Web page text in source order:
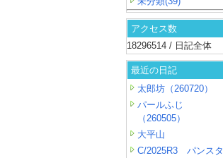
アクセス数
18296514 / 日記全体
最近の日記
太郎坊（260720）
パールふじ
（260505）
大平山
C/2025R3 パンスタ